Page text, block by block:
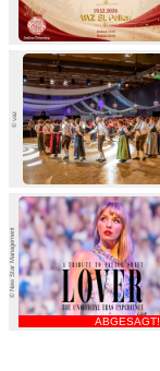
© vaz
© New Star Management
ABGESAGT!